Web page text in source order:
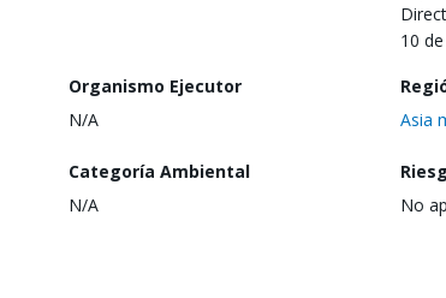
10
Organismo Ejecutor
N/A
Asia
Categoría Ambiental
N/A
No